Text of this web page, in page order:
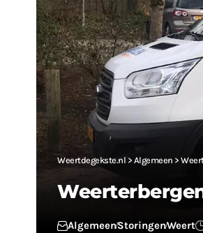
Weertdegekste.nl > Algemeen >
AlgemeenStoringenWeert